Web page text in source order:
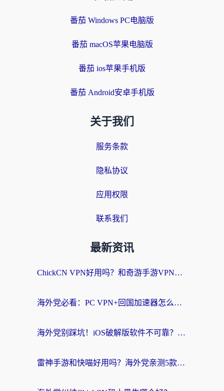
番茄 Windows PC电脑版
番茄 macOS苹果电脑版
番茄 ios苹果手机版
番茄 Android安卓手机版
关于我们
服务条款
隐私协议
应用权限
联系我们
最新资讯
ChickCN VPN好用吗？和奇游手游VPN对比哪个回国效果更好？海外党亲测实用指南
海外党必看：PC VPN+回国加速器怎么选？无缝访问国内资源全攻略
海外党别踩坑！iOS破解版软件不可靠？教你选对回国加速器无缝看国内资源
雷神手游和快喵好用吗？海外党亲测5款回国加速器，附斧牛Bling对比+微信视频号解决办法